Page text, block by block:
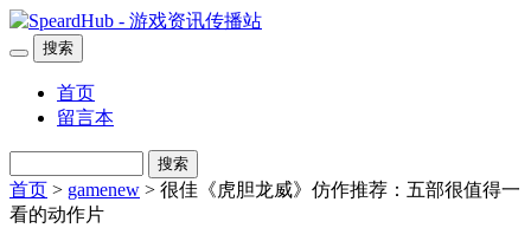
搜索
首页
留言本
搜索
首页 > gamenew > 很佳《虎胆龙威》仿作推荐：五部很值得一
看的动作片